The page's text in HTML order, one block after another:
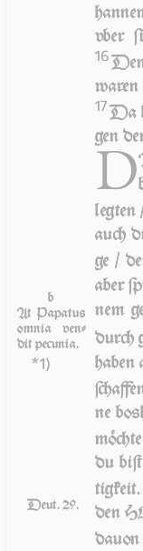
vber
16
17Da
gen
b
At Papa­tus
omnia ven­
dit pe­cu­nia.
*1)
Deut. 29.
D
auch
ge /
aber
nem
durch
ha­ben
ne
du
den
da­uon